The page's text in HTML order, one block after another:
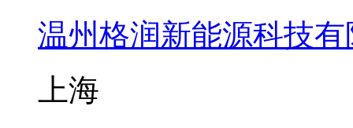
温州格润新能源科技
上海